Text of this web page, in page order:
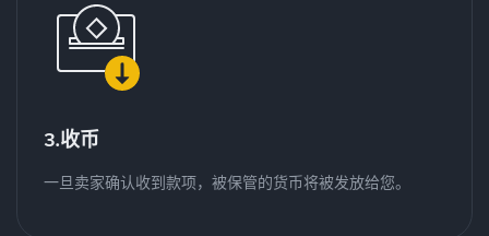
3.收币
一旦卖家确认收到款项，被保管的货币将被发放给您。